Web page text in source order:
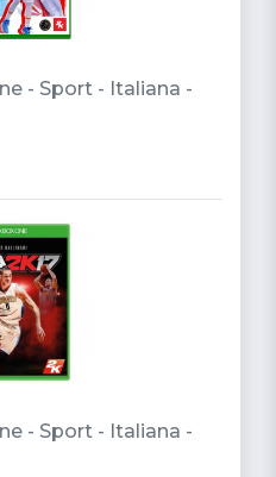
- Sport - Italiana -
- Sport - Italiana -